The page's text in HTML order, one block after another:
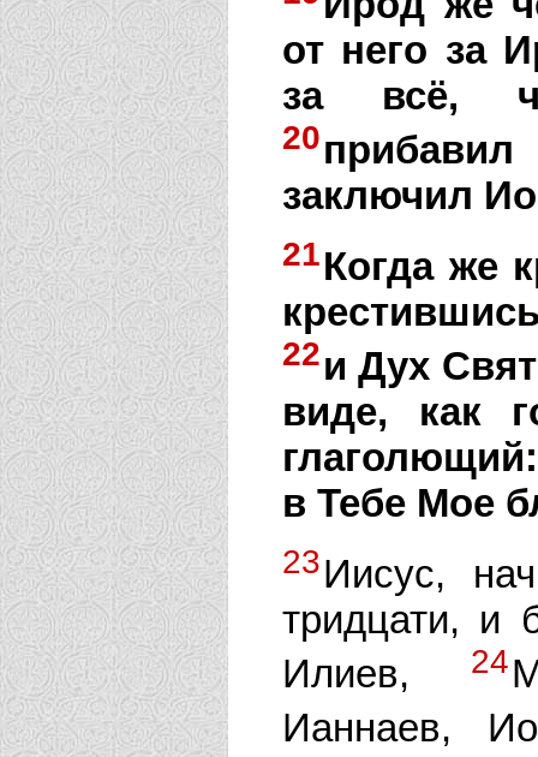
от него за
за всё,
20
заключил
21Когда же
22и Дух
виде, как
в Тебе Мое
23Иисус,
тридцати, и
Илиев,
24
Ианнаев,